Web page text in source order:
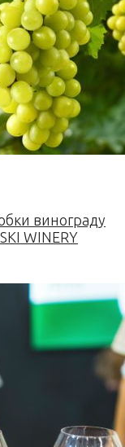
винограду
WINERY